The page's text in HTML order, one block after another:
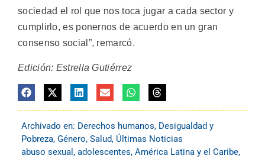
sociedad el rol que nos toca jugar a cada sector y
cumplirlo, es ponernos de acuerdo en un gran
consenso social”, remarcó.
Edición: Estrella Gutiérrez
Archivado en: Derechos humanos, Desigualdad y
Pobreza, Género, Salud, Últimas Noticias
abuso sexual , adolescentes, América Latina y el Caribe,